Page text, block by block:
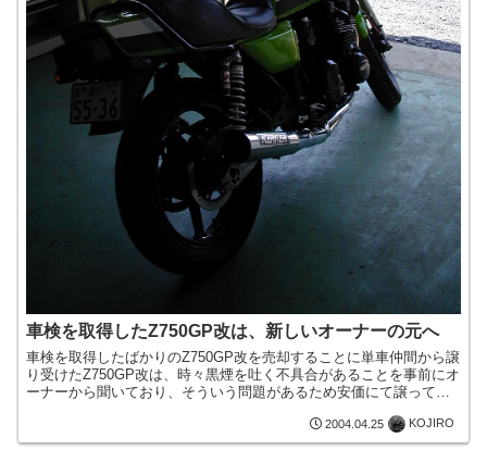
車検を取得したZ750GP改は、新しいオーナーの元へ
車検を取得したばかりのZ750GP改を売却することに単車仲間から譲
り受けたZ750GP改は、時々黒煙を吐く不具合があることを事前にオ
ーナーから聞いており、そういう問題があるため安価にて譲ってい
2004.04.25 KOJIRO